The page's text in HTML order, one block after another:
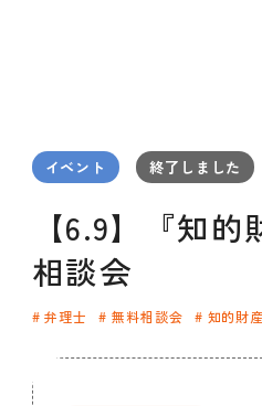
企業研修
ODCビジネスマッ
イベント
デザインコラム
よくある質問
イベント 終了しました
【6.9】『知
相談会
弁理士 無料相談会 知的財産